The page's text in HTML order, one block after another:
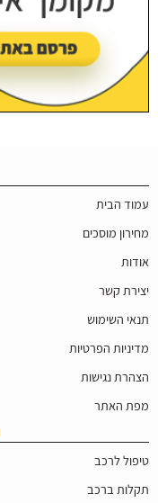
עמוד הבית
מחירון מוסכים
אודות
יצירת קשר
תנאי השימוש
מדיניות הפרטיות
הצהרת נגישות
מפת האתר
טיפול לרכב
תקלות ברכב